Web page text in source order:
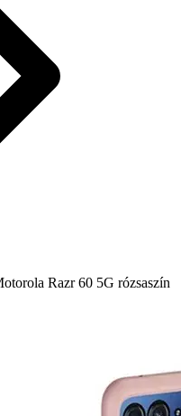
Razr 60 5G rózsaszín